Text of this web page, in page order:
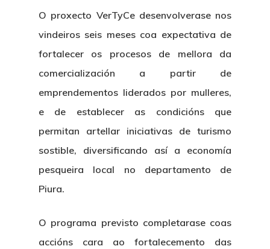
O proxecto VerTyCe desenvolverase nos
vindeiros seis meses coa expectativa de
fortalecer os procesos de mellora da
comercialización a partir de
emprendementos liderados por mulleres,
e de establecer as condicións que
permitan artellar iniciativas de turismo
sostible, diversificando así a economía
pesqueira local no departamento de
Piura.
O programa previsto completarase coas
accións cara ao fortalecemento das